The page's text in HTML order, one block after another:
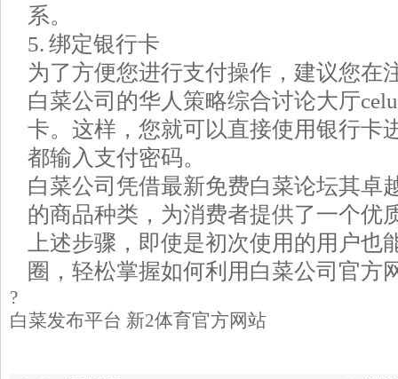
系。
5. 绑定银行卡
为了方便您进行支付操作，建议您在
白菜公司的华人策略综合讨论大厅
卡。这样，您就可以直接使用银行卡
都输入支付密码。
白菜公司凭借最新免费白菜论坛其卓
的商品种类，为消费者提供了一个优
上述步骤，即使是初次使用的用户也
圈，轻松掌握如何利用白菜公司官方
?
白菜发布平台 新2体育官方网站